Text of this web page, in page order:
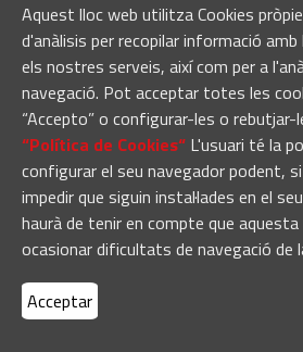
Aquest lloc web utilitza Cookies
d'anàlisis per recopilar informació
els nostres serveis, així com per a
navegació. Pot acceptar totes les
“Accepto” o configurar-les o
“Política de Cookies“ L'usuari té la
configurar el seu navegador podent,
impedir que siguin instal·lades en el
haurà de tenir en compte que
ocasionar dificultats de navegació de
Acceptar